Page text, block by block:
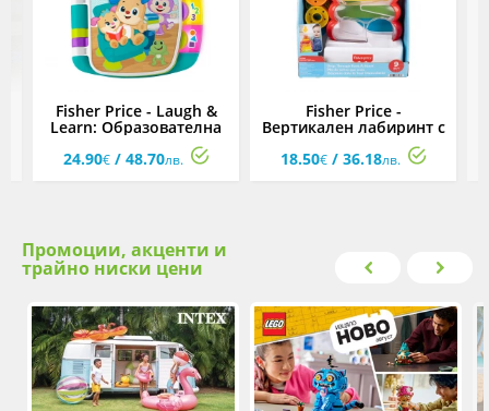
Fisher Price - Laugh &
Learn: Образователна
книжка с рими на
български език
24.90€/ 48.70лв.
Fisher Price -
Вертикален лабиринт с
18.50€/ 36.18лв.
Промоции, акценти и
трайно ниски цени